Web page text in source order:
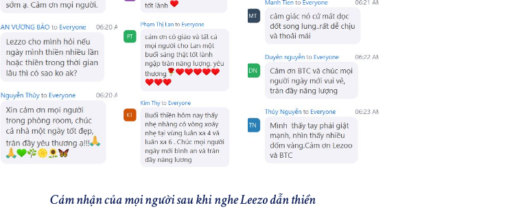
Cảm nhận của mọi người sau khi nghe Leezo dẫn thiền